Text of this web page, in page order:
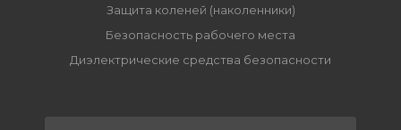
Защита коленей (наколенники)
Безопасность рабочего места
Диэлектрические средства безопасности